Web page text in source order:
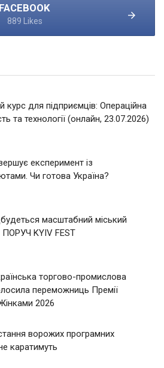
FACEBOOK
889 Likes
курс для підприємців: Операційна
та технології (онлайн, 23.07.2026)
експеримент із
Чи готова Україна?
масштабний міський
KYIV FEST
торгово-промислова
переможниць Премії
2026
ворожих програмних
каратимуть